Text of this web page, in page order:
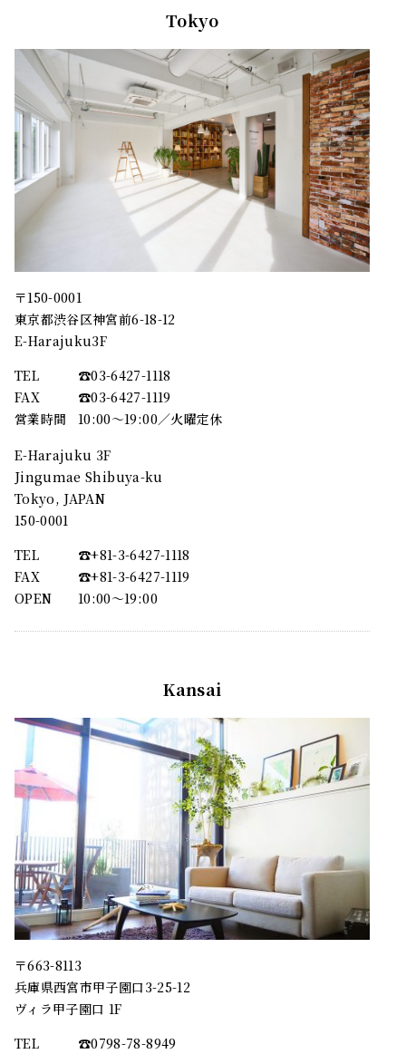
Tokyo
〒150-0001
東京都渋谷区神宮前6-18-12
E-Harajuku3F
TEL
☎︎03-6427-1118
FAX
☎︎03-6427-1119
営業時間
10:00～19:00／火曜定休
E-Harajuku 3F
Jingumae Shibuya-ku
Tokyo, JAPAN
150-0001
TEL
☎︎+81-3-6427-1118
FAX
☎︎+81-3-6427-1119
OPEN
10:00〜19:00
Kansai
〒663-8113
兵庫県西宮市甲子園口3-25-12
ヴィラ甲子園口 1F
TEL
☎︎0798-78-8949